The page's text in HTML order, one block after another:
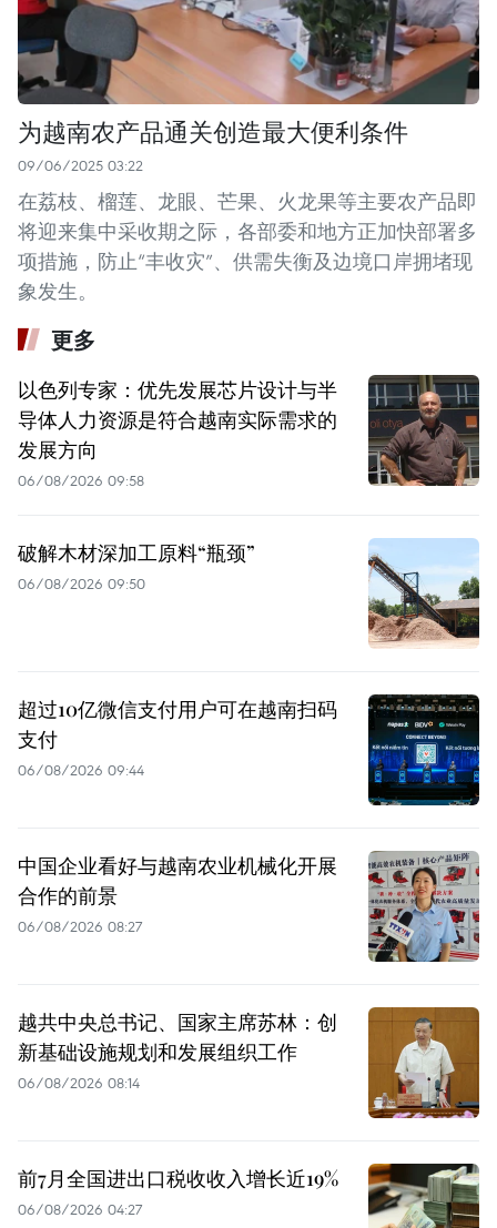
为越南农产品通关创造最大便利条件
09/06/2025 03:22
在荔枝、榴莲、龙眼、芒果、火龙果等主要农产品即
将迎来集中采收期之际，各部委和地方正加快部署多
项措施，防止“丰收灾”、供需失衡及边境口岸拥堵现
象发生。
更多
以色列专家：优先发展芯片设计与半
导体人力资源是符合越南实际需求的
发展方向
06/08/2026 09:58
破解木材深加工原料“瓶颈”
06/08/2026 09:50
超过10亿微信支付用户可在越南扫码
支付
06/08/2026 09:44
中国企业看好与越南农业机械化开展
合作的前景
06/08/2026 08:27
越共中央总书记、国家主席苏林：创
新基础设施规划和发展组织工作
06/08/2026 08:14
前7月全国进出口税收收入增长近19%
06/08/2026 04:27